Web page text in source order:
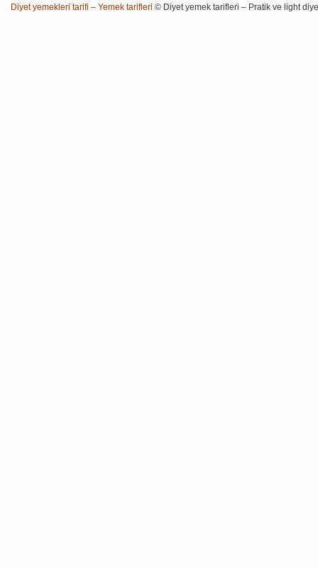
Diyet yemekleri tarifi – Yemek tarifleri © Diyet yemek tarifleri – Pratik ve light